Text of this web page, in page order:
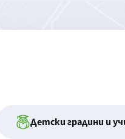
Детски градини и